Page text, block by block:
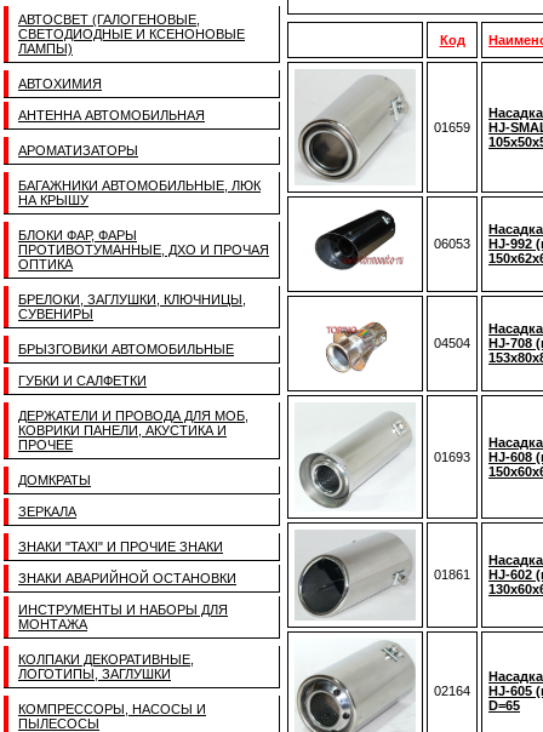
АВТОСВЕТ (ГАЛОГЕНОВЫЕ,
СВЕТОДИОДНЫЕ И КСЕНОНОВЫЕ
ЛАМПЫ)
АВТОХИМИЯ
АНТЕННА АВТОМОБИЛЬНАЯ
АРОМАТИЗАТОРЫ
БАГАЖНИКИ АВТОМОБИЛЬНЫЕ, ЛЮК
НА КРЫШУ
БЛОКИ ФАР, ФАРЫ
ПРОТИВОТУМАННЫЕ, ДХО И ПРОЧАЯ
ОПТИКА
БРЕЛОКИ, ЗАГЛУШКИ, КЛЮЧНИЦЫ,
СУВЕНИРЫ
БРЫЗГОВИКИ АВТОМОБИЛЬНЫЕ
ГУБКИ И САЛФЕТКИ
ДЕРЖАТЕЛИ И ПРОВОДА ДЛЯ МОБ,
КОВРИКИ ПАНЕЛИ, АКУСТИКА И
ПРОЧЕЕ
ДОМКРАТЫ
ЗЕРКАЛА
ЗНАКИ "TAXI" И ПРОЧИЕ ЗНАКИ
ЗНАКИ АВАРИЙНОЙ ОСТАНОВКИ
ИНСТРУМЕНТЫ И НАБОРЫ ДЛЯ
МОНТАЖА
КОЛПАКИ ДЕКОРАТИВНЫЕ,
ЛОГОТИПЫ, ЗАГЛУШКИ
КОМПРЕССОРЫ, НАСОСЫ И
ПЫЛЕСОСЫ
Код
01659
HJ-
06053
HJ-992
04504
HJ-708
01693
HJ-608
01861
HJ-602
02164
HJ-605
D=65